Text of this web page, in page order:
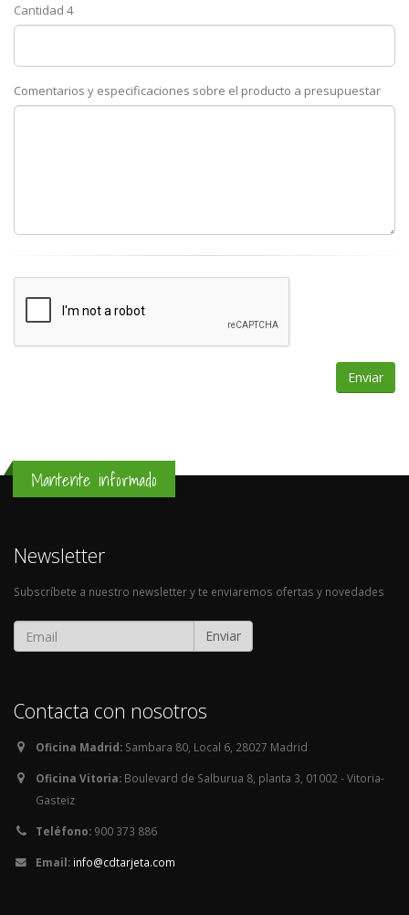
Cantidad 4
Comentarios y especificaciones sobre el producto a presupuestar
Mantente informado
Newsletter
Subscríbete a nuestro newsletter y te enviaremos ofertas y novedades
Enviar
Contacta con nosotros
Oficina Madrid: Sambara 80, Local 6, 28027 Madrid
Oficina Vitoria: Boulevard de Salburua 8, planta 3, 01002 - Vitoria-
Gasteiz
Teléfono: 900 373 886
Email: info@cdtarjeta.com